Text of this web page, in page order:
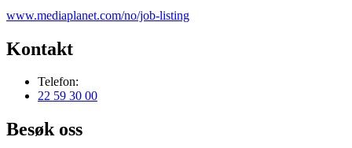
www.mediaplanet.com/no/job-listing
Kontakt
Telefon:
22 59 30 00
Besøk oss